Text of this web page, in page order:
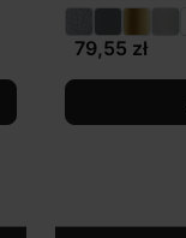
79,55 zł